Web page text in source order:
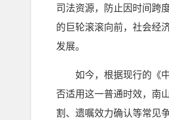
司法资源，防止因时间跨
的巨轮滚滚向前，社会经
发展。
如今，根据现行的《中
否适用这一普通时效，南
割、遗嘱效力确认等常见